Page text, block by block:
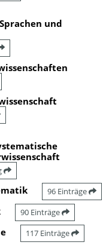
und
96 Einträge
90 Einträge
117 Einträge